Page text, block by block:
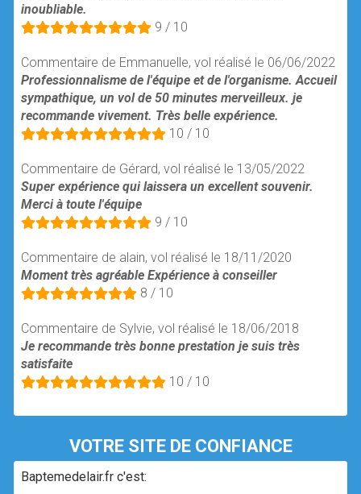
inoubliable.
9 / 10
Commentaire de Emmanuelle, vol réalisé le 06/06/2022
Professionnalisme de l'équipe et de l'organisme. Accueil
sympathique, un vol de 50 minutes merveilleux. je
recommande vivement. Très belle expérience.
10 / 10
Commentaire de Gérard, vol réalisé le 13/05/2022
Super expérience qui laissera un excellent souvenir.
Merci à toute l'équipe
9 / 10
Commentaire de alain, vol réalisé le 18/11/2020
Moment très agréable Expérience à conseiller
8 / 10
Commentaire de Sylvie, vol réalisé le 18/06/2018
Je recommande très bonne prestation je suis très
satisfaite
10 / 10
VOTRE SITE DE CONFIANCE
Baptemedelair.fr c'est: